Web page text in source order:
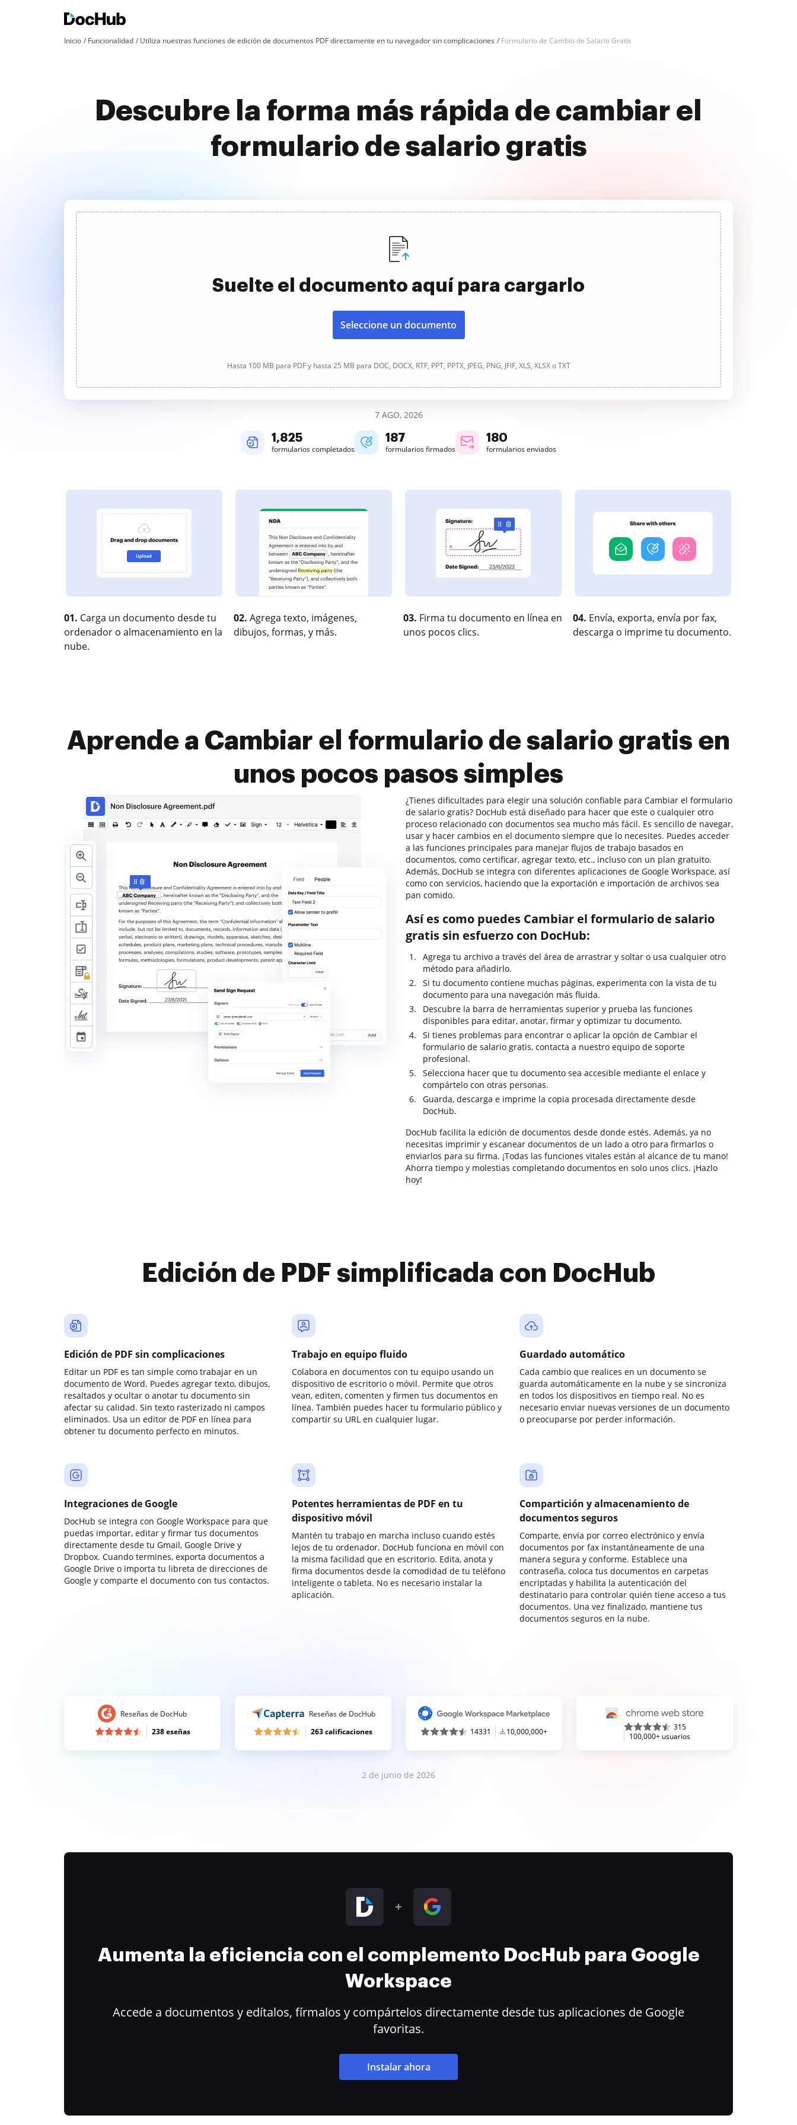
Inicio Funcionalidad Utiliza nuestras funciones de edición de documentos PDF directamente en tu navegador sin complicaciones Formulario de Cambio de Salario Gratis
Descubre la forma más rápida de cambiar el
formulario de salario gratis
Suelte el documento aquí para cargarlo
Seleccione un documento
Hasta 100 MB para PDF y hasta 25 MB para DOC, DOCX, RTF, PPT, PPTX, JPEG, PNG, JFIF, XLS, XLSX o TXT
7 AGO, 2026
1,826
formularios completados
187
formularios firmados
180
formularios enviados
01. Carga un documento desde tu
ordenador o almacenamiento en la
nube.
02. Agrega texto, imágenes,
dibujos, formas, y más.
03. Firma tu documento en línea en
unos pocos clics.
04. Envía, exporta, envía por fax,
descarga o imprime tu documento.
Aprende a Cambiar el formulario de salario gratis en
unos pocos pasos simples
¿Tienes dificultades para elegir una solución confiable para Cambiar el formulario
de salario gratis? DocHub está diseñado para hacer que este o cualquier otro
proceso relacionado con documentos sea mucho más fácil. Es sencillo de navegar,
usar y hacer cambios en el documento siempre que lo necesites. Puedes acceder
a las funciones principales para manejar flujos de trabajo basados en
documentos, como certificar, agregar texto, etc., incluso con un plan gratuito.
Además, DocHub se integra con diferentes aplicaciones de Google Workspace, así
como con servicios, haciendo que la exportación e importación de archivos sea
pan comido.
Así es como puedes Cambiar el formulario de salario
gratis sin esfuerzo con DocHub:
Agrega tu archivo a través del área de arrastrar y soltar o usa cualquier otro
método para añadirlo.
Si tu documento contiene muchas páginas, experimenta con la vista de tu
documento para una navegación más fluida.
Descubre la barra de herramientas superior y prueba las funciones
disponibles para editar, anotar, firmar y optimizar tu documento.
Si tienes problemas para encontrar o aplicar la opción de Cambiar el
formulario de salario gratis, contacta a nuestro equipo de soporte
profesional.
Selecciona hacer que tu documento sea accesible mediante el enlace y
compártelo con otras personas.
Guarda, descarga e imprime la copia procesada directamente desde
DocHub.
DocHub facilita la edición de documentos desde donde estés. Además, ya no
necesitas imprimir y escanear documentos de un lado a otro para firmarlos o
enviarlos para su firma. ¡Todas las funciones vitales están al alcance de tu mano!
Ahorra tiempo y molestias completando documentos en solo unos clics. ¡Hazlo
hoy!
Edición de PDF simplificada con DocHub
Edición de PDF sin complicaciones
Editar un PDF es tan simple como trabajar en un
documento de Word. Puedes agregar texto, dibujos,
resaltados y ocultar o anotar tu documento sin
afectar su calidad. Sin texto rasterizado ni campos
eliminados. Usa un editor de PDF en línea para
obtener tu documento perfecto en minutos.
Trabajo en equipo fluido
Colabora en documentos con tu equipo usando un
dispositivo de escritorio o móvil. Permite que otros
vean, editen, comenten y firmen tus documentos en
línea. También puedes hacer tu formulario público y
compartir su URL en cualquier lugar.
Guardado automático
Cada cambio que realices en un documento se
guarda automáticamente en la nube y se sincroniza
en todos los dispositivos en tiempo real. No es
necesario enviar nuevas versiones de un documento
o preocuparse por perder información.
Integraciones de Google
DocHub se integra con Google Workspace para que
puedas importar, editar y firmar tus documentos
directamente desde tu Gmail, Google Drive y
Dropbox. Cuando termines, exporta documentos a
Google Drive o importa tu libreta de direcciones de
Google y comparte el documento con tus contactos.
Potentes herramientas de PDF en tu
dispositivo móvil
Mantén tu trabajo en marcha incluso cuando estés
lejos de tu ordenador. DocHub funciona en móvil con
la misma facilidad que en escritorio. Edita, anota y
firma documentos desde la comodidad de tu teléfono
inteligente o tableta. No es necesario instalar la
aplicación.
Compartición y almacenamiento de
documentos seguros
Comparte, envía por correo electrónico y envía
documentos por fax instantáneamente de una
manera segura y conforme. Establece una
contraseña, coloca tus documentos en carpetas
encriptadas y habilita la autenticación del
destinatario para controlar quién tiene acceso a tus
documentos. Una vez finalizado, mantiene tus
documentos seguros en la nube.
Reseñas de DocHub
238 eseñas
Reseñas de DocHub
263 calificaciones
14331 10,000,000+
315
100,000+ usuarios
2 de junio de 2026
Aumenta la eficiencia con el complemento DocHub para Google
Workspace
Accede a documentos y edítalos, fírmalos y compártelos directamente desde tus aplicaciones de Google
favoritas.
Instalar ahora